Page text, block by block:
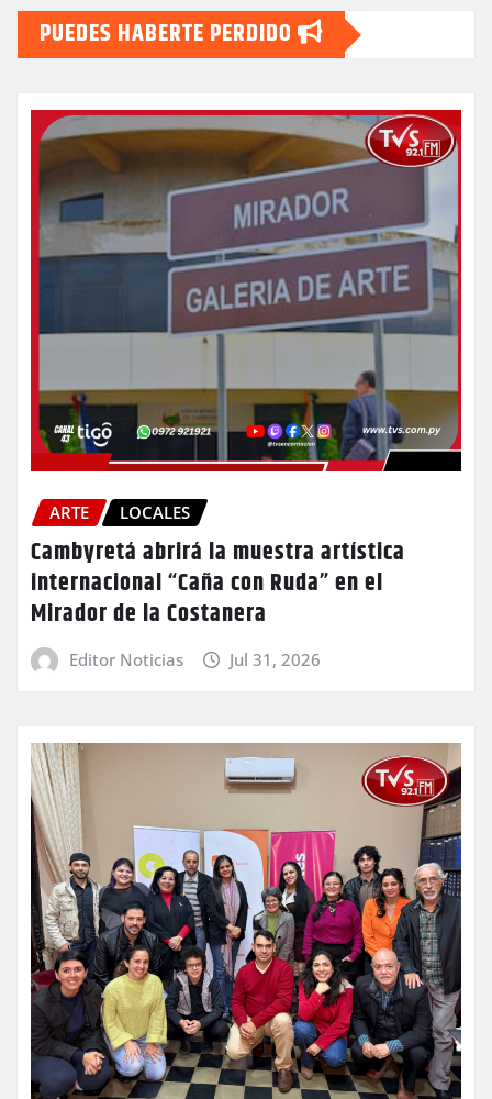
PUEDES HABERTE PERDIDO
ARTE LOCALES
Cambyretá abrirá la muestra artística
internacional “Caña con Ruda” en el
Mirador de la Costanera
Editor Noticias Jul 31, 2026